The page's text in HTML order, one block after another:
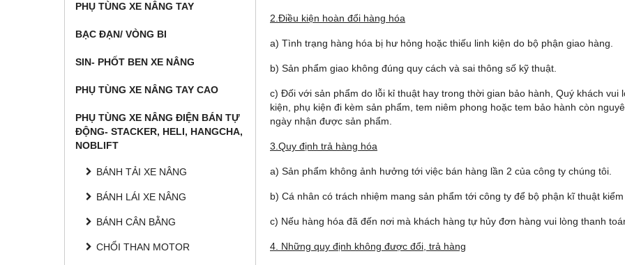
PHỤ TÙNG XE NÂNG TAY
BẠC ĐẠN/ VÒNG BI
SIN- PHỐT BEN XE NÂNG
PHỤ TÙNG XE NÂNG TAY CAO
PHỤ TÙNG XE NÂNG ĐIỆN BÁN TỰ
ĐỘNG- STACKER, HELI, HANGCHA,
NOBLIFT
BÁNH TẢI XE NÂNG
BÁNH LÁI XE NÂNG
BÁNH CÂN BẰNG
CHỔI THAN MOTOR
2.Điều kiện hoàn đổi hàng hóa
a) Tình trạng hàng hóa bị hư hỏng hoặc thiếu linh kiện do bộ phận giao hàng.
b) Sản phẩm giao không đúng quy cách và sai thông số kỹ thuật.
c) Đối với sản phẩm do lỗi kỉ thuật hay trong thời gian bảo hành, Quý khách vui
kiện, phụ kiện đi kèm sản phẩm, tem niêm phong hoặc tem bảo hành còn
ngày nhận được sản phẩm.
3.Quy định trả hàng hóa
a) Sản phẩm không ảnh hưởng tới việc bán hàng lần 2 của công ty chúng tôi.
b) Cá nhân có trách nhiệm mang sản phẩm tới công ty để bộ phận kĩ thuật
c) Nếu hàng hóa đã đến nơi mà khách hàng tự hủy đơn hàng vui lòng thanh
4. Những quy định không được đổi, trả hàng